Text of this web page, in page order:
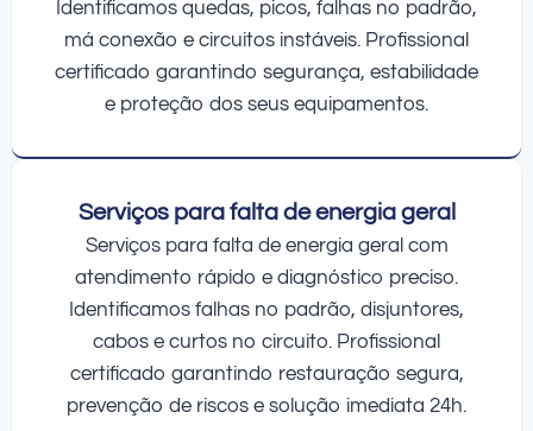
Identificamos quedas, picos, falhas no padrão,
má conexão e circuitos instáveis. Profissional
certificado garantindo segurança, estabilidade
e proteção dos seus equipamentos.
Serviços para falta de energia geral
Serviços para falta de energia geral com
atendimento rápido e diagnóstico preciso.
Identificamos falhas no padrão, disjuntores,
cabos e curtos no circuito. Profissional
certificado garantindo restauração segura,
prevenção de riscos e solução imediata 24h.